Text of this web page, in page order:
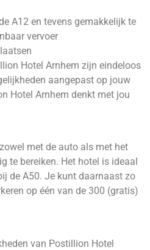
A12 en tevens gemakkelijk te
vervoer
Hotel Arnhem zijn eindeloos
aangepast op jouw
Hotel Arnhem denkt met jou
met de auto als met het
te bereiken. Het hotel is ideaal
de A50. Je kunt daarnaast zo
op één van de 300 (gratis)
van Postillion Hotel